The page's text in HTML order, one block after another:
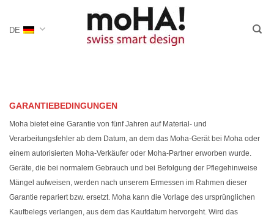
DE
GARANTIEBEDINGUNGEN
Moha bietet eine Garantie von fünf Jahren auf Material- und
Verarbeitungsfehler ab dem Datum, an dem das Moha-Gerät bei Moha oder
einem autorisierten Moha-Verkäufer oder Moha-Partner erworben wurde.
Geräte, die bei normalem Gebrauch und bei Befolgung der Pflegehinweise
Mängel aufweisen, werden nach unserem Ermessen im Rahmen dieser
Garantie repariert bzw. ersetzt. Moha kann die Vorlage des ursprünglichen
Kaufbelegs verlangen, aus dem das Kaufdatum hervorgeht. Wird das